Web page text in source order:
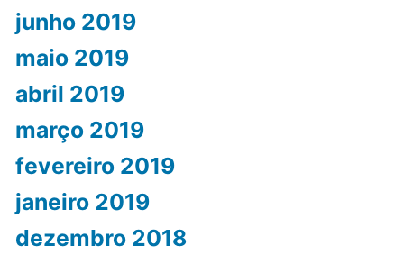
junho 2019
maio 2019
abril 2019
março 2019
fevereiro 2019
janeiro 2019
dezembro 2018